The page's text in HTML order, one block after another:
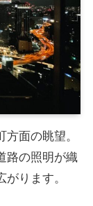
面の眺望。
路の照明が織
ります。